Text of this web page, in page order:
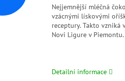
Nejjemnější mléčná
vzácnými lískovými
receptury. Takto
Novi Ligure v Piemontu.
Detailní informace